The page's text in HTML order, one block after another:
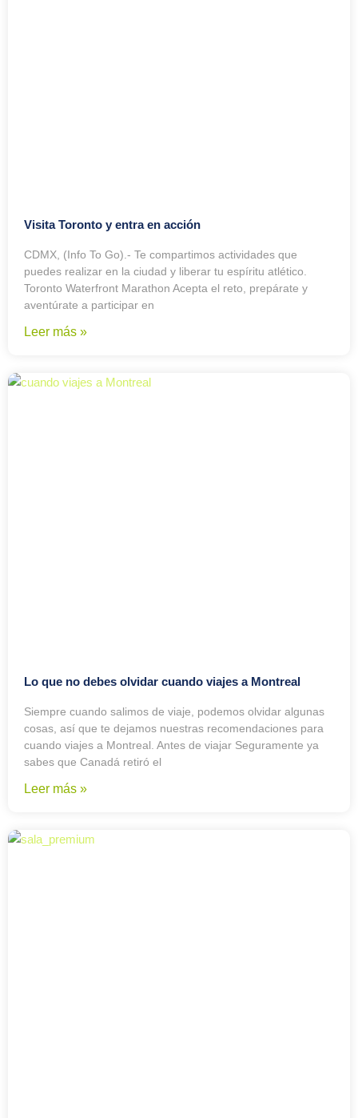
Visita Toronto y entra en acción
CDMX, (Info To Go).- Te compartimos actividades que
puedes realizar en la ciudad y liberar tu espíritu atlético.
Toronto Waterfront Marathon Acepta el reto, prepárate y
aventúrate a participar en
Leer más »
Lo que no debes olvidar cuando viajes a Montreal
Siempre cuando salimos de viaje, podemos olvidar algunas
cosas, así que te dejamos nuestras recomendaciones para
cuando viajes a Montreal. Antes de viajar Seguramente ya
sabes que Canadá retiró el
Leer más »